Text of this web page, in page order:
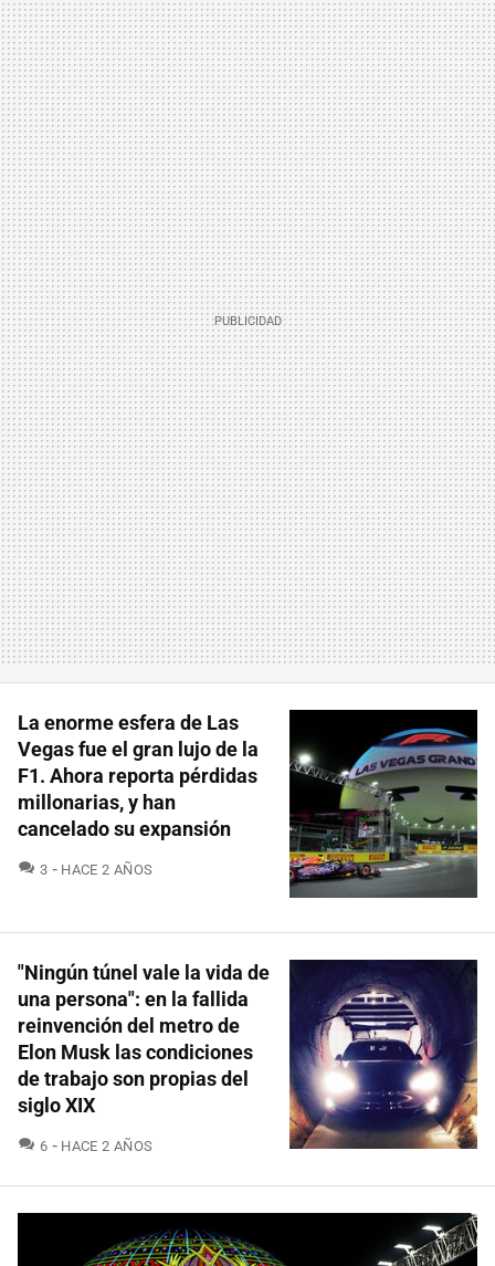
La enorme esfera de Las
Vegas fue el gran lujo de la
F1. Ahora reporta pérdidas
millonarias, y han
cancelado su expansión
3 COMENTARIOS
HACE 2 AÑOS
"Ningún túnel vale la vida de
una persona": en la fallida
reinvención del metro de
Elon Musk las condiciones
de trabajo son propias del
siglo XIX
6 COMENTARIOS
HACE 2 AÑOS